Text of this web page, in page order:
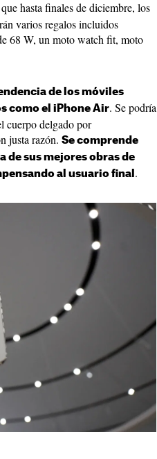
hasta finales de diciembre, los
varios regalos incluidos
68 W, un moto watch fit, moto
de los móviles
como el iPhone Air. Se podría
cuerpo delgado por
justa razón. Se comprende
de sus mejores obras de
al usuario final .